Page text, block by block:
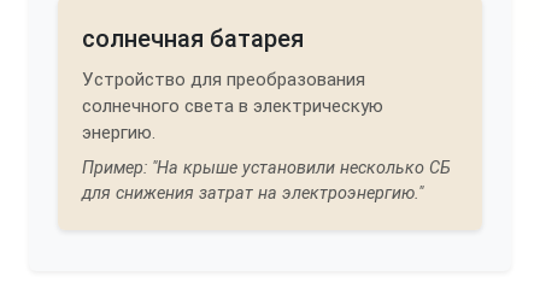
солнечная батарея
Устройство для преобразования
солнечного света в электрическую
энергию.
Пример: "На крыше установили несколько СБ
для снижения затрат на электроэнергию."